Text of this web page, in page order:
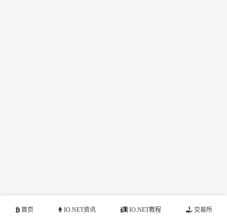
首页 IO.NET资讯 IO.NET教程 交易所